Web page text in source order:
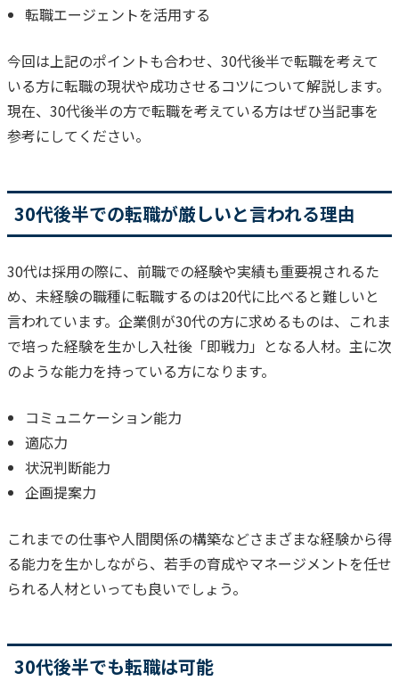
転職エージェントを活用する
今回は上記のポイントも合わせ、30代後半で転職を考えて
いる方に転職の現状や成功させるコツについて解説します。
現在、30代後半の方で転職を考えている方はぜひ当記事を
参考にしてください。
30代後半での転職が厳しいと言われる理由
30代は採用の際に、前職での経験や実績も重要視されるた
め、未経験の職種に転職するのは20代に比べると難しいと
言われています。 企業側が30代の方に求めるものは、これま
で培った経験を生かし入社後「即戦力」となる人材。 主に次
のような能力を持っている方になります。
コミュニケーション能力
適応力
状況判断能力
企画提案力
これまでの仕事や人間関係の構築などさまざまな経験から得
る能力を生かしながら、若手の育成やマネージメントを任せ
られる人材といっても良いでしょう。
30代後半でも転職は可能